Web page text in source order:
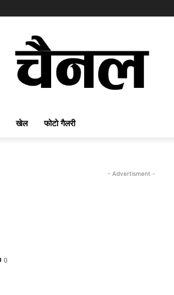
खेल फोटो गैलरी
0
- Advertisment -